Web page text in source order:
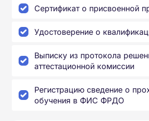
Сертификат о присвоенной
Удостоверение о
Выписку из протокола
аттестационной комиссии
Регистрацию сведение о
обучения в ФИС ФРДО